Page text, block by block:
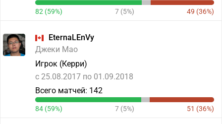
82 (59%) 7 (5%) 49 (36%)
EternaLEnVy
Джеки Мао
Игрок (Керри)
c 25.08.2017 по 01.09.2018
Всего матчей: 142
84 (59%) 7 (5%) 51 (36%)